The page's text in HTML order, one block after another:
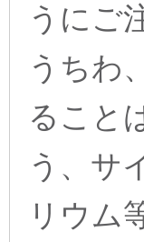
うにご
うちわ
ること
う、サ
リウム